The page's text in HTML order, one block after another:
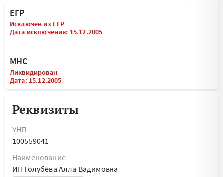
ЕГР
Исключен из ЕГР
Дата исключения: 15.12.2005
МНС
Ликвидирован
Дата: 15.12.2005
Реквизиты
УНП
100559041
Наименование
ИП Голубева Алла Вадимовна